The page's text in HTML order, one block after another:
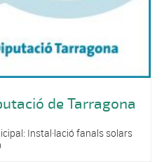
de Tarragona
Instal·lació fanals solars